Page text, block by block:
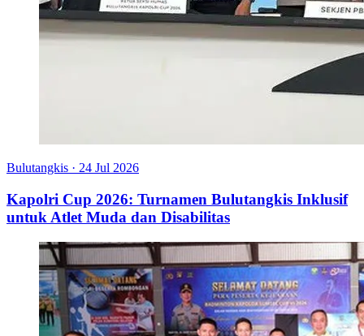
Bulutangkis · 24 Jul 2026
Kapolri Cup 2026: Turnamen Bulutangkis Inklusif
untuk Atlet Muda dan Disabilitas